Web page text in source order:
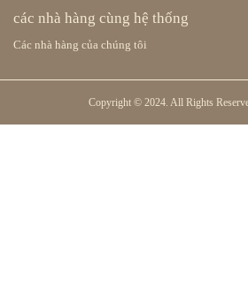
các nhà hàng cùng hệ thống
Các nhà hàng của chúng tôi
Copyright © 2024. All Rights